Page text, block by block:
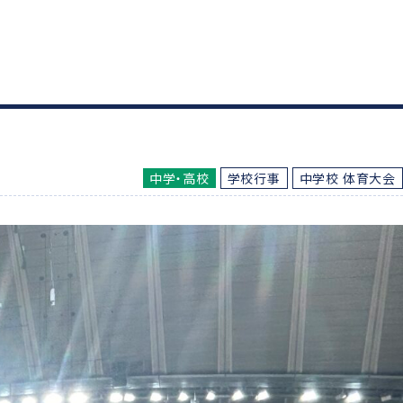
中学・高校 学校行事 中学校 体育大会